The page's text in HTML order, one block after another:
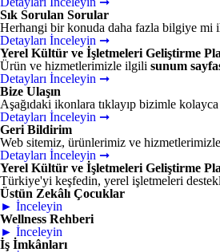
Sık Sorulan Sorular
Herhangi bir konuda daha fazla bilgiye mi
Detayları İnceleyin ➞
Yerel Kültür ve İşletmeleri Geliştirme
Ürün ve hizmetlerimizle ilgili sunum
Detayları İnceleyin ➞
Bize Ulaşın
Aşağıdaki ikonlara tıklayıp bizimle
Detayları İnceleyin ➞
Geri Bildirim
Web sitemiz, ürünlerimiz ve
Detayları İnceleyin ➞
Yerel Kültür ve İşletmeleri Geliştirme
Türkiye'yi keşfedin, yerel işletmeleri
Üstün Zekâlı Çocuklar
► İnceleyin
Wellness Rehberi
► İnceleyin
İş İmkânları